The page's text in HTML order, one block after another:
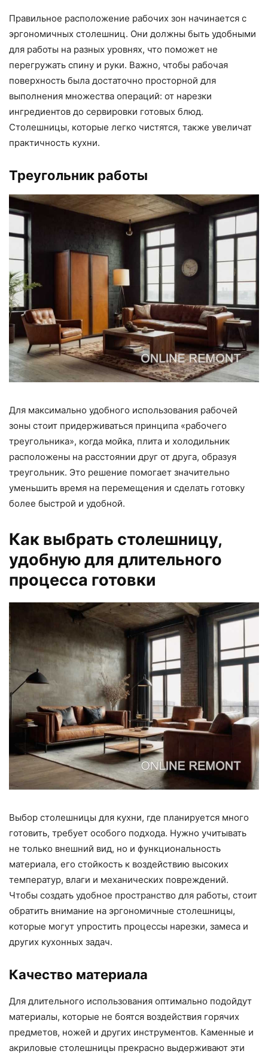
Правильное расположение рабочих зон начинается с
эргономичных столешниц. Они должны быть удобными
для работы на разных уровнях, что поможет не
перегружать спину и руки. Важно, чтобы рабочая
поверхность была достаточно просторной для
выполнения множества операций: от нарезки
ингредиентов до сервировки готовых блюд.
Столешницы, которые легко чистятся, также увеличат
практичность кухни.
Треугольник работы
Для максимально удобного использования рабочей
зоны стоит придерживаться принципа «рабочего
треугольника», когда мойка, плита и холодильник
расположены на расстоянии друг от друга, образуя
треугольник. Это решение помогает значительно
уменьшить время на перемещения и сделать готовку
более быстрой и удобной.
Как выбрать столешницу,
удобную для длительного
процесса готовки
Выбор столешницы для кухни, где планируется много
готовить, требует особого подхода. Нужно учитывать
не только внешний вид, но и функциональность
материала, его стойкость к воздействию высоких
температур, влаги и механических повреждений.
Чтобы создать удобное пространство для работы, стоит
обратить внимание на эргономичные столешницы,
которые могут упростить процессы нарезки, замеса и
других кухонных задач.
Качество материала
Для длительного использования оптимально подойдут
материалы, которые не боятся воздействия горячих
предметов, ножей и других инструментов. Каменные и
акриловые столешницы прекрасно выдерживают эти